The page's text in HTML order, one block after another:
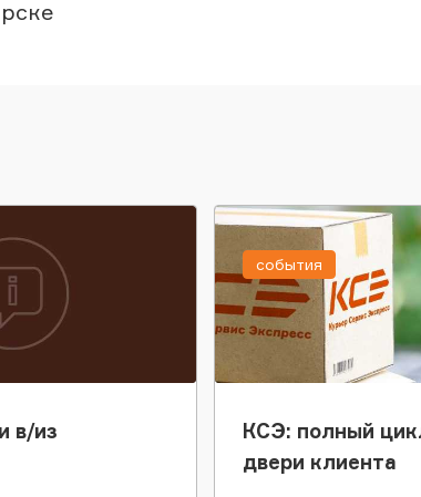
в/из
КСЭ: полный
двери клиента
события